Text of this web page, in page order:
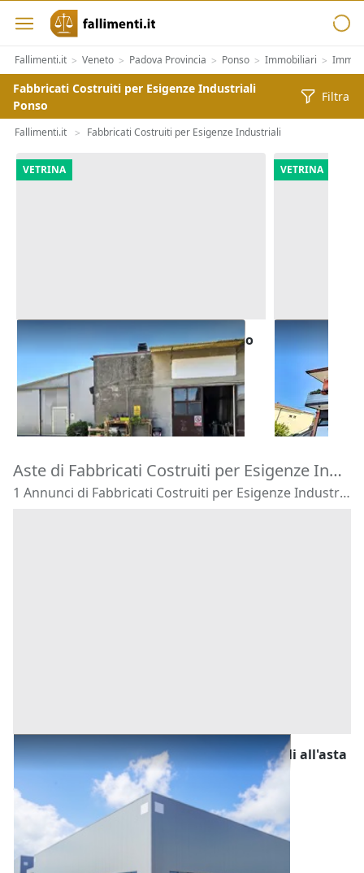
Fallimenti.it > Veneto > Padova Provincia > Ponso > Immobiliari >
Fabbricati Costruiti per Esigenze Industriali
Ponso
Filtra
Fallimenti.it > Fabbricati Costruiti per Esigenze Industriali
VETRINA
Asta Capannone artigianale ad uso
laboratorio
Costa di Rovigo (Rovigo)
16.875 €
14/09/2026
VETRINA
Asta
Zevio
120.180 €
29/09/2026
Aste di Fabbricati Costruiti per Esigenze Industriali Ponso
1 Annunci di Fabbricati Costruiti per Esigenze Industriali - Ponso
Fabbricati Costruiti per Esigenze Industriali all'asta
a Padova
(Padova)
Offerta minima
13.350 €
Codice asta:
Asta chiusa